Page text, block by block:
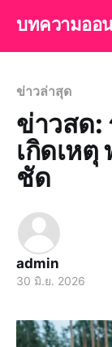
บทความออน
ข่าวล่าสุด
ข่าวสด:
เกิดเห
ชัด
admin
30 มิ.ย. 2026